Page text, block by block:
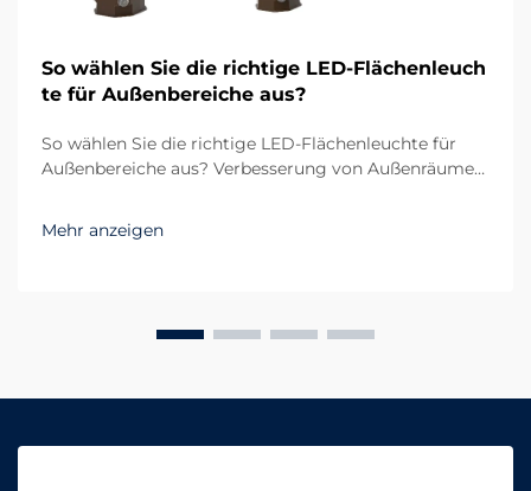
So wählen Sie die richtige LED-Flächenleuch
te für Außenbereiche aus?
So wählen Sie die richtige LED-Flächenleuchte für
Außenbereiche aus? Verbesserung von Außenräumen
Außenbereich spielt sowohl bei der Funktionalität als
auch bei der Ästhetik eine entscheidende Rolle. Egal
Mehr anzeigen